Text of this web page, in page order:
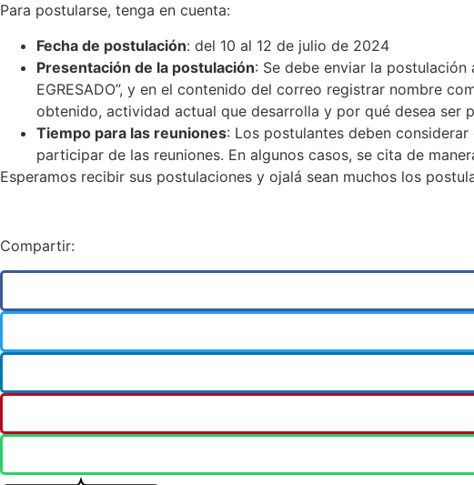
Para postularse, tenga en cuenta:
Fecha de postulación: del 10 al 12 de julio de 2024
Presentación de la postulación: Se debe enviar la
EGRESADO”, y en el contenido del correo registrar nombre
obtenido, actividad actual que desarrolla y por qué desea ser
Tiempo para las reuniones: Los postulantes deben
participar de las reuniones. En algunos casos, se cita de
Esperamos recibir sus postulaciones y ojalá sean muchos los
Compartir: